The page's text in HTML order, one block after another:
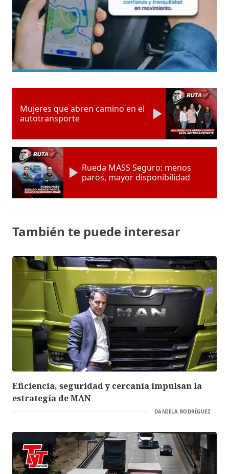
Mujeres que abren camino en el
autotransporte
Rueda MASS Seguro: menos
paros, mayor disponibilidad
También te puede interesar
Eficiencia, seguridad y cercanía impulsan la
estrategía de MAN
DANIELA RODRÍGUEZ